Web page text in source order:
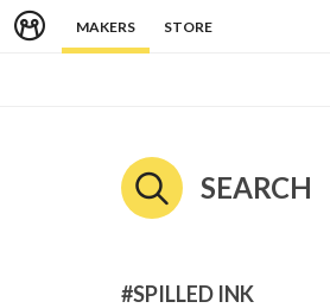
MAKERS STORE
SEARCH
#SPILLED INK